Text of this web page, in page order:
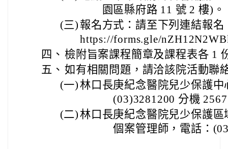
園區縣府路 11 號 2 樓)。
(三) 報名方式：請至下列連結報
https://forms.gle/
四、 檢附旨案課程簡章及課程表各 1
五、 如有相關問題，請洽該院活動聯
(一)林口長庚紀念醫院兒少保護
(03)3281200 分機 2567
(二)林口長庚紀念醫院兒少保護
個案管理師，電話：